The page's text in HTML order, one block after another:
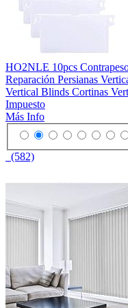
HO2NLE 10pcs
Reparación Persianas
Vertical Blinds Cortinas
Impuesto
Más Info
(582)